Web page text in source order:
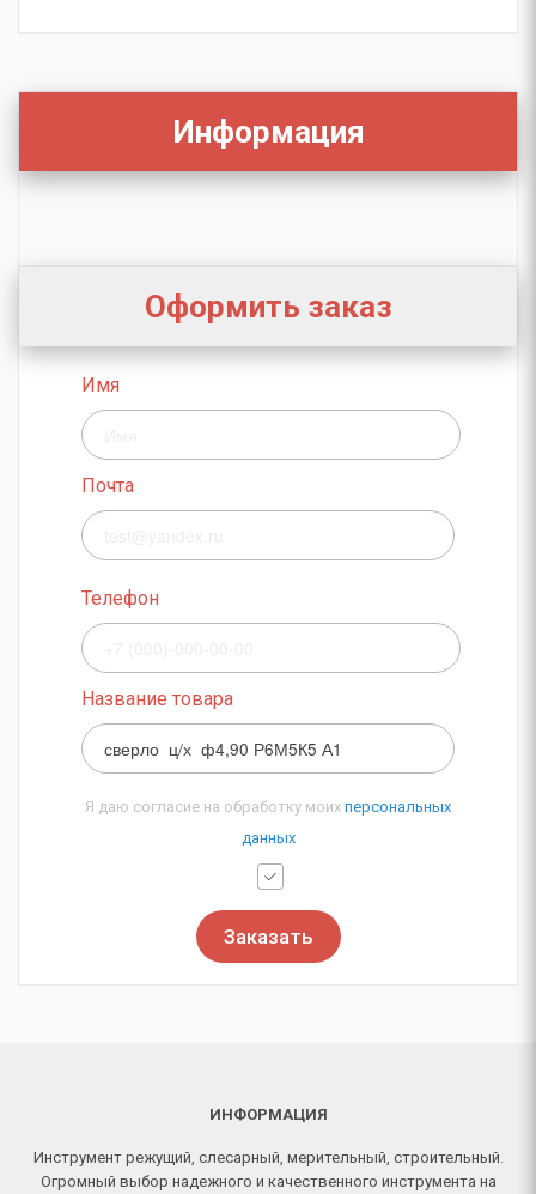
Информация
Оформить заказ
Имя
Почта
Телефон
Название товара
Я даю согласие на обработку моих персональных
данных
Заказать
ИНФОРМАЦИЯ
Инструмент режущий, слесарный, мерительный, строительный.
Огромный выбор надежного и качественного инструмента на